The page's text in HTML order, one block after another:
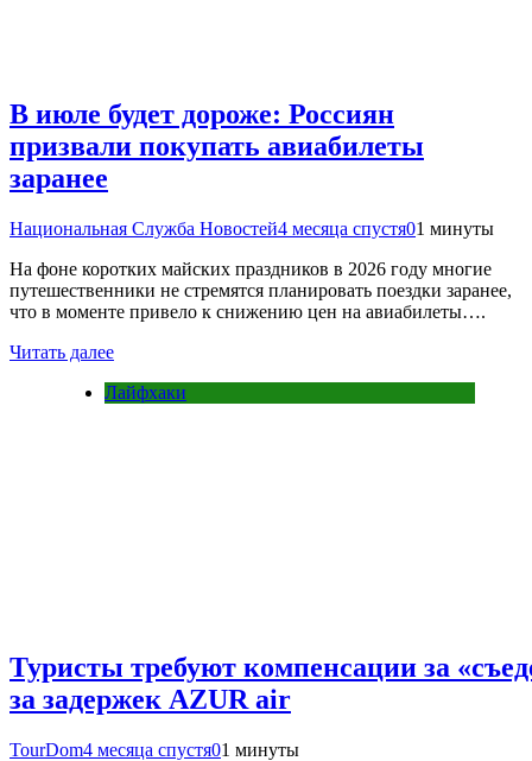
В июле будет дороже: Россиян
призвали покупать авиабилеты
заранее
Национальная Служба Новостей4 месяца спустя01 минуты
На фоне коротких майских праздников в 2026 году многие
путешественники не стремятся планировать поездки заранее,
что в моменте привело к снижению цен на авиабилеты….
Читать далее
Лайфхаки
Туристы требуют компенсации за
за задержек AZUR air
TourDom4 месяца спустя01 минуты